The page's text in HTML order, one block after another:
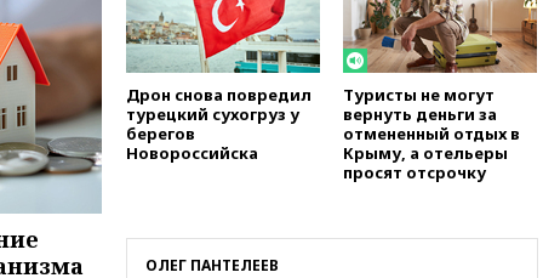
вчера, 22:45Литовец
протаранил погранпункт при
попытке попасть в Россию
вчера, 22:28Бессент
анонсировал скорое
соглашение о прекращении
огня США и Ирана
при нападении в Чехии
Дрон снова повредил
турецкий сухогруз у
берегов
Новороссийска
Туристы не могут
вернуть деньги за
отмененный отдых в
Крыму, а отельеры
просят отсрочку
ОЛЕГ ПАНТЕЛЕЕВ